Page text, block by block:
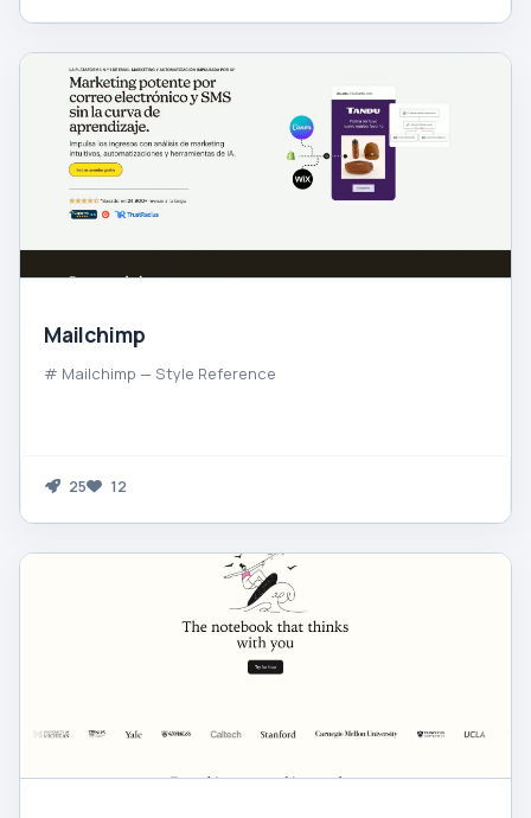
Mailchimp
# Mailchimp — Style Reference
25 12